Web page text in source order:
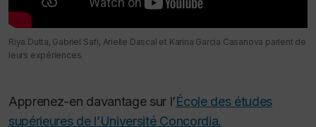
Riya Dutta, Gabriel Safi, Arielle Dascal et Karina Garcia Casanova parlent de
leurs expériences.
Apprenez-en davantage sur l’École des études
supérieures de l’Université Concordia.